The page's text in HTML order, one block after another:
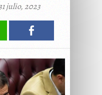
julio, 2023